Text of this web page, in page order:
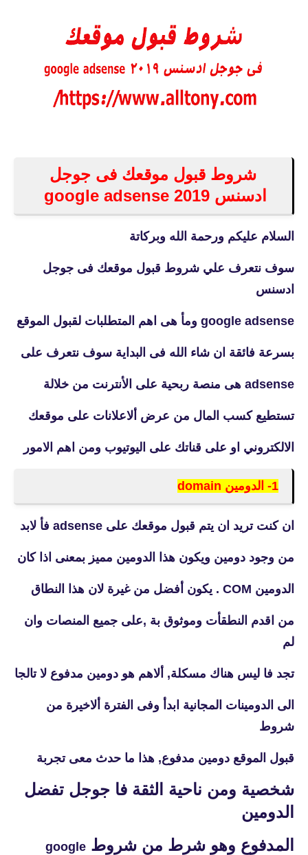
شروط قبول موقعك فى جوجل
ادسنس 2019 google adsense
السلام عليكم ورحمة الله وبركاتة
سوف نتعرف علي شروط قبول موقعك فى جوجل
ادسنس
google adsense ومأ هى اهم المتطلبات لقبول الموقع
بسرعة فائقة ان شاء الله فى البداية سوف نتعرف على
adsense هى منصة ربحية على الأنترنت من خلالة
تستطيع كسب المال من عرض ألاعلانات على موقعك
الالكتروني او على قناتك على اليوتيوب ومن اهم الامور
1- الدومين domain
ان كنت تريد ان يتم قبول موقعك على adsense فأ لابد
من وجود دومين ويكون هذا الدومين مميز بمعنى اذا كان
الدومين COM . يكون أفضل من غيرة لان هذا النطاق
من اقدم النطقأت وموثوق بة ,على جميع المنصات وان
لم
تجد فا ليس هناك مسكلة, ألاهم هو دومين مدفوع لا تالجا
الى الدومينات المجانية ابدأ وفى الفترة ألاخيرة من
شروط
قبول الموقع دومين مدفوع, هذا ما حدث معى تجربة
شخصية ومن ناحية الثقة فا جوجل تفضل
الدومين
المدفوع وهو شرط من شروط google